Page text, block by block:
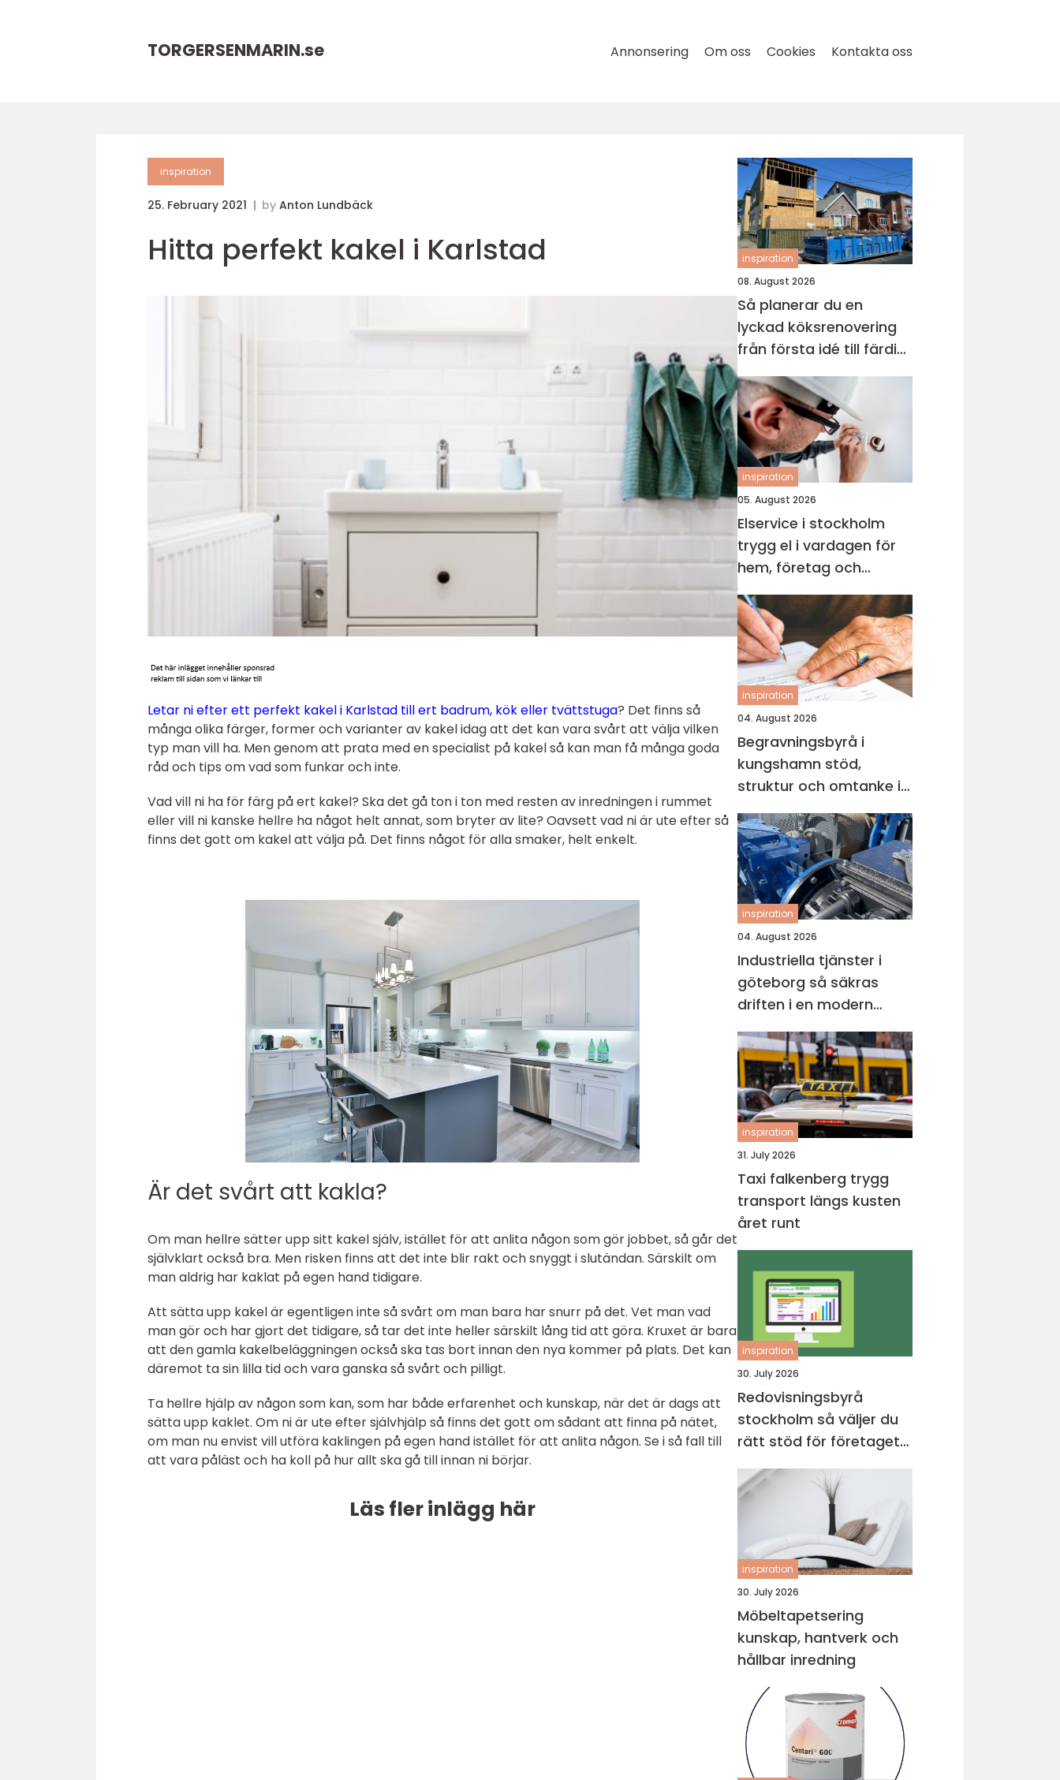
TORGERSENMARIN.se Annonsering Om oss Cookies Kontakta oss
inspiration
25. February 2021 by Anton Lundbäck
Hitta perfekt kakel i Karlstad
Letar ni efter ett perfekt kakel i Karlstad till ert badrum, kök eller tvättstuga? Det finns så
många olika färger, former och varianter av kakel idag att det kan vara svårt att välja vilken
typ man vill ha. Men genom att prata med en specialist på kakel så kan man få många goda
råd och tips om vad som funkar och inte.
Vad vill ni ha för färg på ert kakel? Ska det gå ton i ton med resten av inredningen i rummet
eller vill ni kanske hellre ha något helt annat, som bryter av lite? Oavsett vad ni är ute efter så
finns det gott om kakel att välja på. Det finns något för alla smaker, helt enkelt.
Är det svårt att kakla?
Om man hellre sätter upp sitt kakel själv, istället för att anlita någon som gör jobbet, så går det
självklart också bra. Men risken finns att det inte blir rakt och snyggt i slutändan. Särskilt om
man aldrig har kaklat på egen hand tidigare.
Att sätta upp kakel är egentligen inte så svårt om man bara har snurr på det. Vet man vad
man gör och har gjort det tidigare, så tar det inte heller särskilt lång tid att göra. Kruxet är bara
att den gamla kakelbeläggningen också ska tas bort innan den nya kommer på plats. Det kan
däremot ta sin lilla tid och vara ganska så svårt och pilligt.
Ta hellre hjälp av någon som kan, som har både erfarenhet och kunskap, när det är dags att
sätta upp kaklet. Om ni är ute efter självhjälp så finns det gott om sådant att finna på nätet,
om man nu envist vill utföra kaklingen på egen hand istället för att anlita någon. Se i så fall till
att vara påläst och ha koll på hur allt ska gå till innan ni börjar.
Läs fler inlägg här
inspiration
08. August 2026
Så planerar du en
lyckad köksrenovering
från första idé till färdigt
kök
inspiration
05. August 2026
Elservice i stockholm
trygg el i vardagen för
hem, företag och
industri
inspiration
04. August 2026
Begravningsbyrå i
kungshamn stöd,
struktur och omtanke i
en svår tid
inspiration
04. August 2026
Industriella tjänster i
göteborg så säkras
driften i en modern
industristad
inspiration
31. July 2026
Taxi falkenberg trygg
transport längs kusten
året runt
inspiration
30. July 2026
Redovisningsbyrå
stockholm så väljer du
rätt stöd för företagets
ekonomi
inspiration
30. July 2026
Möbeltapetsering
kunskap, hantverk och
hållbar inredning